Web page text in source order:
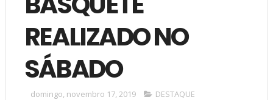
REALIZADO NO
SÁBADO
domingo, novembro 17, 2019 DESTAQUE